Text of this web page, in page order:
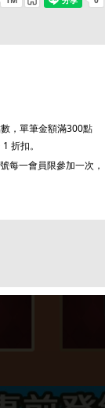
，單筆金額滿300點
折扣。
每一會員限參加一次，